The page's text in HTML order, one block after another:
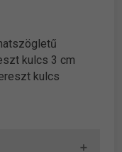
kulcs 3 cm
kulcs